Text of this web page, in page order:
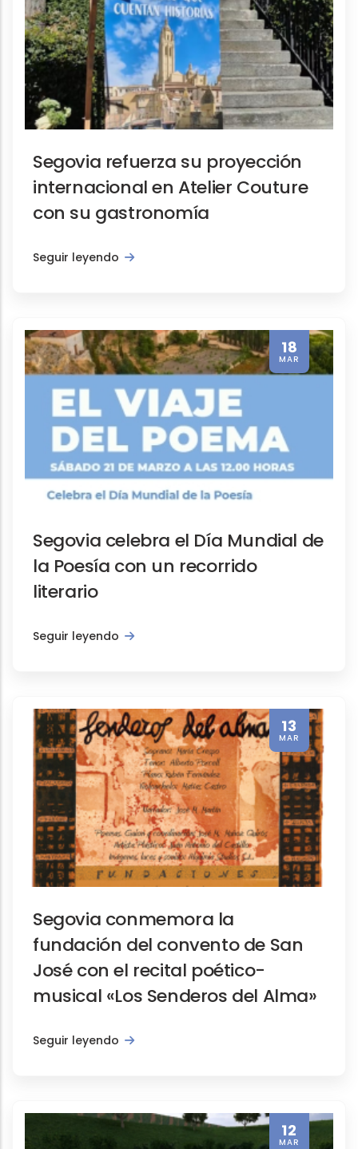
Gastronomía, Institucionales, Notas de
La Empresa Municipal de
Actividades, Notas de prensa,
La Casa-Museo de Antonio
Promoción turística
La ocupación hotelera en
Segovia refuerza su proyección
internacional en Atelier Couture
con su gastronomía
Seguir leyendo
18
MAR
Segovia celebra el Día Mundial de
la Poesía con un recorrido
literario
Seguir leyendo
13
MAR
Segovia conmemora la
fundación del convento de San
José con el recital poético-
musical «Los Senderos del Alma»
Seguir leyendo
12
MAR